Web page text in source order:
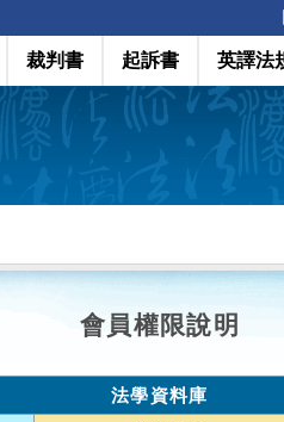
裁判書 起訴書 英譯法
會員權限說明
法學資料庫